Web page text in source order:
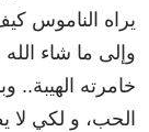
يراه الناموس
وإلى ما شاء
خامرته الهيبة..
الحب، و لكي لا